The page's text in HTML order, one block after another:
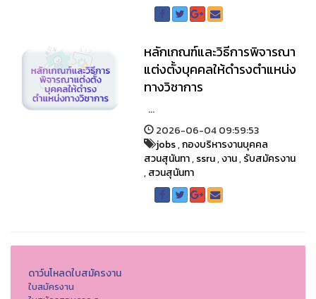
หลักเกณฑ์และวิธีการพิจารณา
แต่งตั้งบุคคลให้ดำรงตำแหน่ง
ทางวิชาการ
...
2026-06-04 09:59:53
jobs,กองบริหารงานบุคคล
สวนสุนันทา,ssru,งาน,รับสมัครงาน
,สวนสุนันทา
ดาว์นโหลดใบสมัครงาน
ใบสมัครงาน